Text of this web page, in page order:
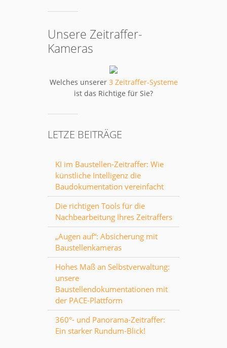
Unsere Zeitraffer-
Kameras
Welches unserer 3 Zeitraffer-Systeme
ist das Richtige für Sie?
LETZE BEITRÄGE
KI im Baustellen-Zeitraffer: Wie
künstliche Intelligenz die
Baudokumentation vereinfacht
Die richtigen Tools für die
Nachbearbeitung Ihres Zeitraffers
„Augen auf“: Absicherung mit
Baustellenkameras
Hohes Maß an Selbstverwaltung:
unsere
Baustellendokumentationen mit
der PACE-Plattform
360°- und Panorama-Zeitraffer:
Ein starker Rundum-Blick!